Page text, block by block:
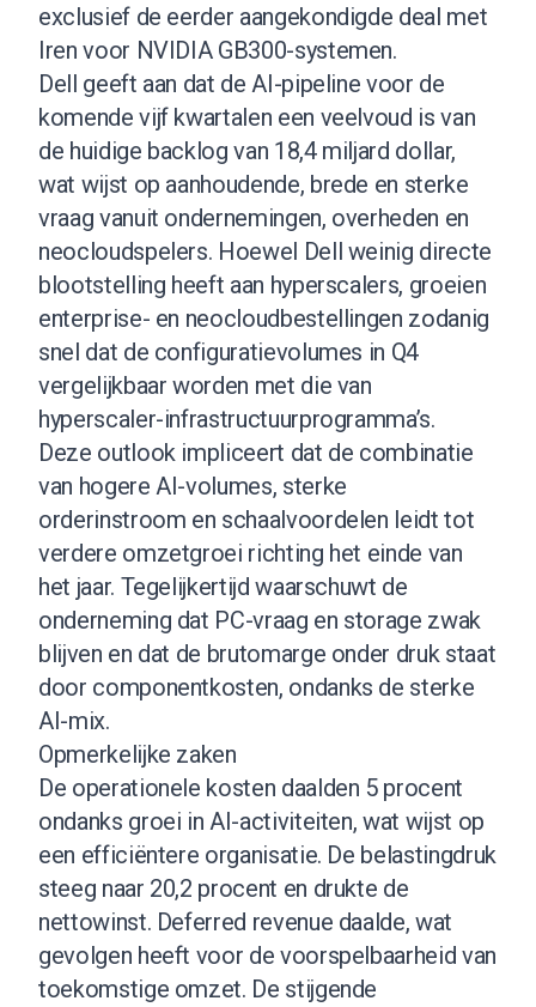
exclusief de eerder aangekondigde deal met
Iren voor NVIDIA GB300-systemen.
Dell geeft aan dat de AI-pipeline voor de
komende vijf kwartalen een veelvoud is van
de huidige backlog van 18,4 miljard dollar,
wat wijst op aanhoudende, brede en sterke
vraag vanuit ondernemingen, overheden en
neocloudspelers. Hoewel Dell weinig directe
blootstelling heeft aan hyperscalers, groeien
enterprise- en neocloudbestellingen zodanig
snel dat de configuratievolumes in Q4
vergelijkbaar worden met die van
hyperscaler-infrastructuurprogramma’s.
Deze outlook impliceert dat de combinatie
van hogere AI-volumes, sterke
orderinstroom en schaalvoordelen leidt tot
verdere omzetgroei richting het einde van
het jaar. Tegelijkertijd waarschuwt de
onderneming dat PC-vraag en storage zwak
blijven en dat de brutomarge onder druk staat
door componentkosten, ondanks de sterke
AI-mix.
Opmerkelijke zaken
De operationele kosten daalden 5 procent
ondanks groei in AI-activiteiten, wat wijst op
een efficiëntere organisatie. De belastingdruk
steeg naar 20,2 procent en drukte de
nettowinst. Deferred revenue daalde, wat
gevolgen heeft voor de voorspelbaarheid van
toekomstige omzet. De stijgende